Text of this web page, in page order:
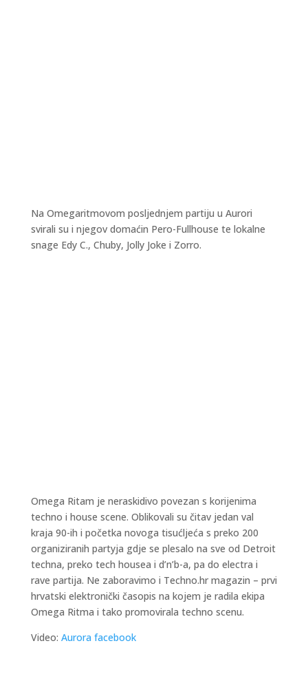
Na Omegaritmovom posljednjem partiju u Aurori
svirali su i njegov domaćin Pero-Fullhouse te lokalne
snage Edy C., Chuby, Jolly Joke i Zorro.
Omega Ritam je neraskidivo povezan s korijenima
techno i house scene. Oblikovali su čitav jedan val
kraja 90-ih i početka novoga tisućljeća s preko 200
organiziranih partyja gdje se plesalo na sve od Detroit
techna, preko tech housea i d’n’b-a, pa do electra i
rave partija. Ne zaboravimo i Techno.hr magazin – prvi
hrvatski elektronički časopis na kojem je radila ekipa
Omega Ritma i tako promovirala techno scenu.
Video: Aurora facebook